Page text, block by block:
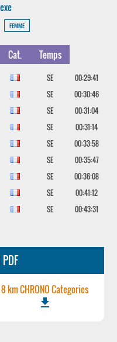
FEMME
Cat. Temps
SE
00:29:41
SE
00:30:46
SE
00:31:04
SE
00:31:14
SE
00:33:58
SE
00:35:47
SE
00:36:08
SE
00:41:12
SE 00:43:31
8 km CHRONO Categories
file_download